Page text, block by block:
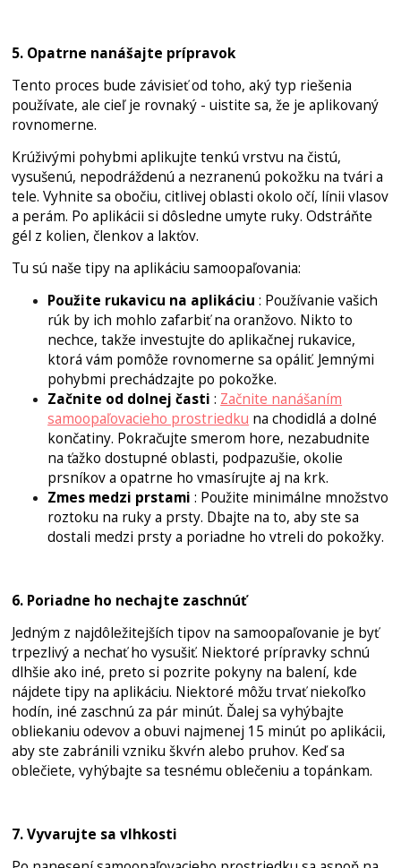
5. Opatrne nanášajte prípravok
Tento proces bude závisieť od toho, aký typ riešenia
používate, ale cieľ je rovnaký - uistite sa, že je aplikovaný
rovnomerne.
Krúživými pohybmi aplikujte tenkú vrstvu na čistú,
vysušenú, nepodráždenú a nezranenú pokožku na tvári a
tele. Vyhnite sa obočiu, citlivej oblasti okolo očí, línii vlasov
a perám. Po aplikácii si dôsledne umyte ruky. Odstráňte
gél z kolien, členkov a lakťov.
Tu sú naše tipy na aplikáciu samoopaľovania:
Použite rukavicu na aplikáciu: Používanie vašich
rúk by ich mohlo zafarbiť na oranžovo. Nikto to
nechce, takže investujte do aplikačnej rukavice,
ktorá vám pomôže rovnomerne sa opáliť. Jemnými
pohybmi prechádzajte po pokožke.
Začnite od dolnej časti : Začnite nanášaním
samoopaľovacieho prostriedku na chodidlá a dolné
končatiny. Pokračujte smerom hore, nezabudnite
na ťažko dostupné oblasti, podpazušie, okolie
prsníkov a opatrne ho vmasírujte aj na krk.
Zmes medzi prstami: Použite minimálne množstvo
roztoku na ruky a prsty. Dbajte na to, aby ste sa
dostali medzi prsty a poriadne ho vtreli do pokožky.
6. Poriadne ho nechajte zaschnúť
Jedným z najdôležitejších tipov na samoopaľovanie je byť
trpezlivý a nechať ho vysušiť. Niektoré prípravky schnú
dlhšie ako iné, preto si pozrite pokyny na balení, kde
nájdete tipy na aplikáciu. Niektoré môžu trvať niekoľko
hodín, iné zaschnú za pár minút. Ďalej sa vyhýbajte
obliekaniu odevov a obuvi najmenej 15 minút po aplikácii,
aby ste zabránili vzniku škvŕn alebo pruhov. Keď sa
oblečiete, vyhýbajte sa tesnému oblečeniu a topánkam.
7. Vyvarujte sa vlhkosti